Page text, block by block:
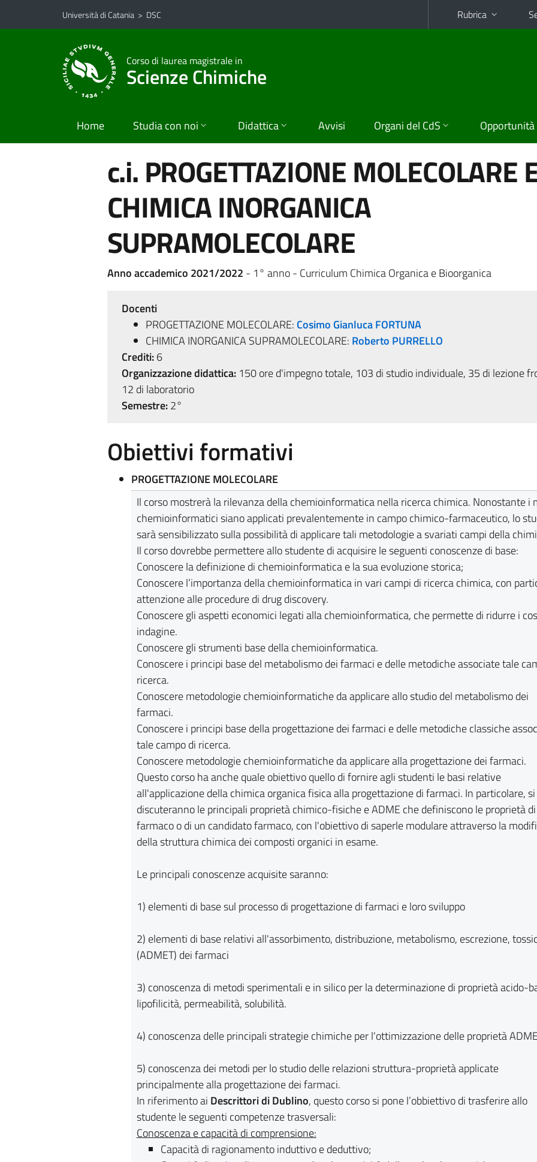
Vai al contenuto principale
Vai al menu di navigazione
Università di Catania > DSC Rubrica
Corso di laurea magistrale in
Scienze Chimiche
Home Studia con noi Didattica Avvisi Organi del CdS Opportunità
c.i. PROGETTAZIONE MOLECOLARE
CHIMICA INORGANICA
SUPRAMOLECOLARE
Anno accademico 2021/2022 - 1° anno - Curriculum Chimica Organica e Bioorganica
Docenti
PROGETTAZIONE MOLECOLARE: Cosimo Gianluca FORTUNA
CHIMICA INORGANICA SUPRAMOLECOLARE: Roberto PURRELLO
Crediti:6
Organizzazione didattica:150 ore d'impegno totale, 103 di studio individuale, 35 di lezione
12 di laboratorio
Semestre:2°
Obiettivi formativi
PROGETTAZIONE MOLECOLARE
Il corso mostrerà la rilevanza della chemioinformatica nella ricerca chimica. Nonostante i
chemioinformatici siano applicati prevalentemente in campo chimico-farmaceutico, lo
sarà sensibilizzato sulla possibilità di applicare tali metodologie a svariati campi della
Il corso dovrebbe permettere allo studente di acquisire le seguenti conoscenze di base:
Conoscere la definizione di chemioinformatica e la sua evoluzione storica;
Conoscere l’importanza della chemioinformatica in vari campi di ricerca chimica, con
attenzione alle procedure di drug discovery.
Conoscere gli aspetti economici legati alla chemioinformatica, che permette di ridurre i
indagine.
Conoscere gli strumenti base della chemioinformatica.
Conoscere i principi base del metabolismo dei farmaci e delle metodiche associate tale
ricerca.
Conoscere metodologie chemioinformatiche da applicare allo studio del metabolismo dei
farmaci.
Conoscere i principi base della progettazione dei farmaci e delle metodiche classiche
tale campo di ricerca.
Conoscere metodologie chemioinformatiche da applicare alla progettazione dei farmaci.
Questo corso ha anche quale obiettivo quello di fornire agli studenti le basi relative
all'applicazione della chimica organica fisica alla progettazione di farmaci. In particolare, si
discuteranno le principali proprietà chimico-fisiche e ADME che definiscono le proprietà
farmaco o di un candidato farmaco, con l'obiettivo di saperle modulare attraverso la
della struttura chimica dei composti organici in esame.
Le principali conoscenze acquisite saranno:
1) elementi di base sul processo di progettazione di farmaci e loro sviluppo
2) elementi di base relativi all'assorbimento, distribuzione, metabolismo, escrezione,
(ADMET) dei farmaci
3) conoscenza di metodi sperimentali e in silico per la determinazione di proprietà acido-
lipofilicità, permeabilità, solubilità.
4) conoscenza delle principali strategie chimiche per l'ottimizzazione delle proprietà ADME
5) conoscenza dei metodi per lo studio delle relazioni struttura-proprietà applicate
principalmente alla progettazione dei farmaci.
In riferimento ai Descrittori di Dublino, questo corso si pone l’obbiettivo di trasferire allo
studente le seguenti competenze trasversali:
Conoscenza e capacità di comprensione:
Capacità di ragionamento induttivo e deduttivo;